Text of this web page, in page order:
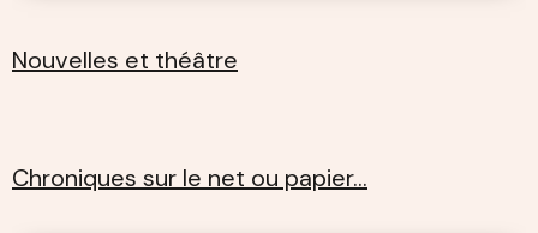
Nouvelles et théâtre
Chroniques sur le net ou papier…